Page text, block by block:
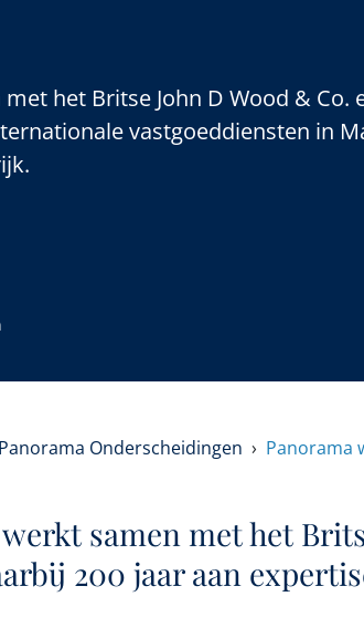
het Britse John D Wood & Co.
vastgoeddiensten in
Panorama Onderscheidingen Panorama
samen met het
200 jaar aan